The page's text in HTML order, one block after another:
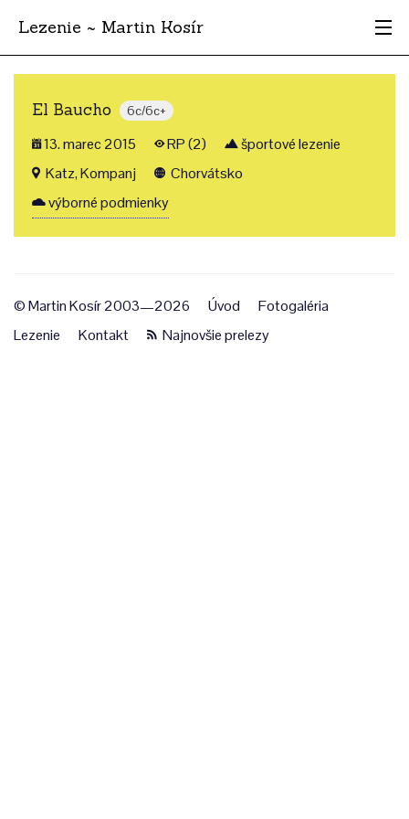
Lezenie ~ Martin Kosír
Najhodnotnejšie
Krajina
Štýl
El Baucho 6c/6c+
13. marec 2015 RP (2)
športové lezenie
Katz, Kompanj
Chorvátsko
výborné podmienky
© Martin Kosír 2003—2026 Úvod
Fotogaléria
Lezenie
Kontakt Najnovšie prelezy